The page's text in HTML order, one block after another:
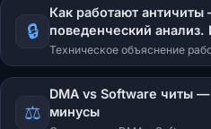
🔒
Как работают
поведенческий
Техническое объяснение
mode, Ring 0, подписи
серверные проверки.
⚖️
DMA vs Software читы
минусы